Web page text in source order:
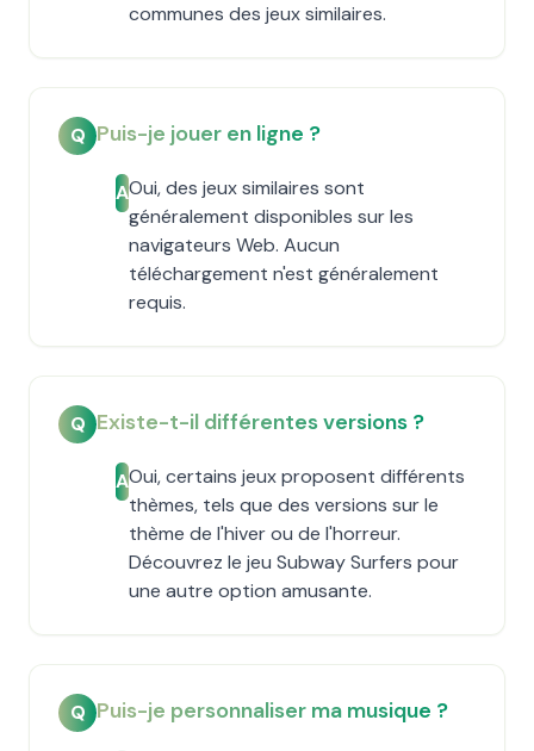
communes des jeux similaires.
Q Puis-je jouer en ligne ?
AOui, des jeux similaires sont
généralement disponibles sur les
navigateurs Web. Aucun
téléchargement n'est généralement
requis.
Q Existe-t-il différentes versions ?
AOui, certains jeux proposent différents
thèmes, tels que des versions sur le
thème de l'hiver ou de l'horreur.
Découvrez le jeu Subway Surfers pour
une autre option amusante.
Q Puis-je personnaliser ma musique ?